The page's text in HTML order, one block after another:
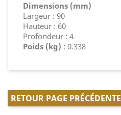
Dimensions (mm)
Largeur : 90
Hauteur : 60
Profondeur : 4
Poids (kg) : 0.338
RETOUR PAGE PRÉCÉDENTE